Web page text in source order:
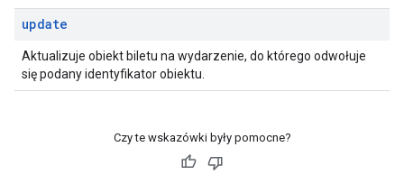
update
Aktualizuje obiekt biletu na wydarzenie, do którego odwołuje
się podany identyfikator obiektu.
Czy te wskazówki były pomocne?